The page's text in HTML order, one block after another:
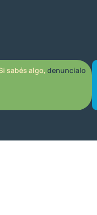
sabés algo, denuncialo